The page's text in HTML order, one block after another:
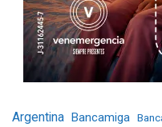
Argentina Bancamiga